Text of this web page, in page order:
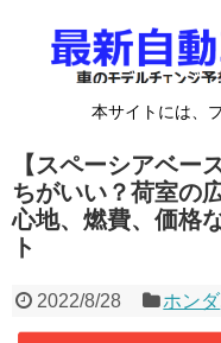
本サイトには、
【スペーシアベー
ちがいい？荷室の
心地、燃費、価格
ト
2022/8/28 ホンダ